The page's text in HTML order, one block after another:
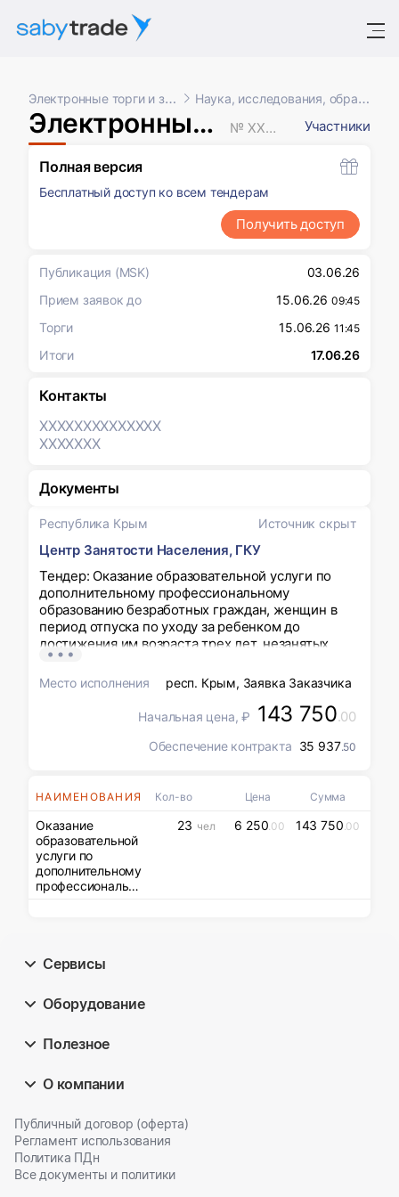
Электронные торги и закупки Наука, исследования, образование
Электронный аукцион № XXXXXXX Участники
Республика Крым Источник скрыт
Центр Занятости Населения, ГКУ
Тендер: Оказание образовательной услуги по
дополнительному профессиональному
образованию безработных граждан, женщин в
период отпуска по уходу за ребенком до
достижения им возраста трех лет, незанятых
граждан, которым в соответствии с
законодательством Российской Федерации
назначена страховая пенсия по старости и
которые стремятся возобновить трудовую
деятельность по программе повышения
квалификации «Подготовка ответственных ИТП
Место исполнения респ. Крым, Заявка Заказчика
Начальная цена, ₽ 143 750.00
Обеспечение контракта 35 937.50
НАИМЕНОВАНИЯ Кол-во Цена Сумма
Оказание
образовательной
услуги по
дополнительному
профессионально
по уходу за
ребенком до
возраста трех
граждан,
которым в
законодательство
назначена
страховая пенсия
по старости и
которые
23 чел 6 250.00 143 750.00
Полная версия
Бесплатный доступ ко всем тендерам
Получить доступ
Публикация (MSK)
03.06.26
Прием заявок до
15.06.26 09:45
Торги 15.06.26 11:45
Итоги 17.06.26
Контакты
XXXXXXXXXXXXXX
XXXXXXX
Документы
Сервисы
Оборудование
Полезное
О компании
Публичный договор (оферта)
Регламент использования
Политика ПДн
Все документы и политики